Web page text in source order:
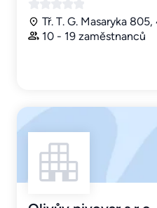
Tř. T. G. Masaryka
10 - 19 zaměstnanců